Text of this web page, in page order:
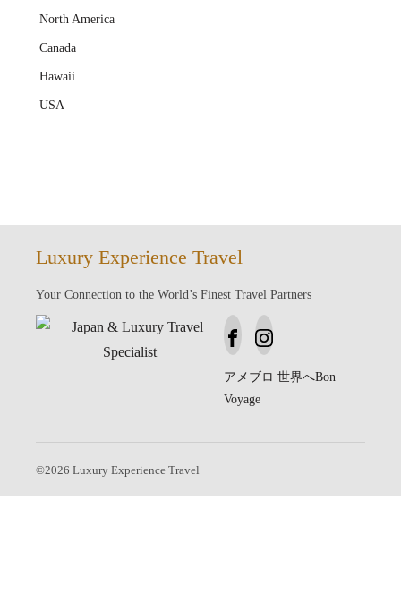
North America
Canada
Hawaii
USA
Luxury Experience Travel
Your Connection to the World’s Finest Travel Partners
アメブロ世界へBon
Voyage
©2026 Luxury Experience Travel